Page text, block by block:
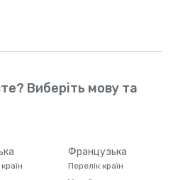
Виберіть мову та
Французька
Перелік країн